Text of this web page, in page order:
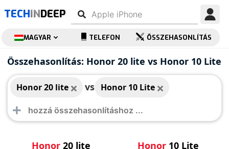
TECHINDEEP
MAGYAR TELEFON ÖSSZEHASONLÍTÁS
Összehasonlítás: Honor 20 lite vs Honor 10 Lite
Honor 20 lite vs Honor 10 Lite
Honor 20 lite
Honor 20 lite
Honor 10 Lite
Honor 10 Lite